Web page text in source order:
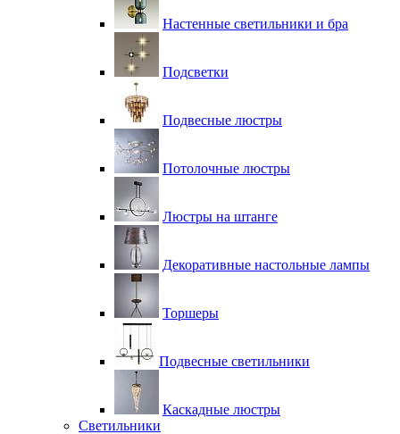
Настенные светильники и бра
Подсветки
Подвесные люстры
Потолочные люстры
Люстры на штанге
Декоративные настольные лампы
Торшеры
Подвесные светильники
Каскадные люстры
Светильники